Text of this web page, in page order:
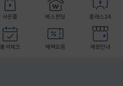
사은품 예스펀딩 클래스24
출석체크 혜택모음 매장안내